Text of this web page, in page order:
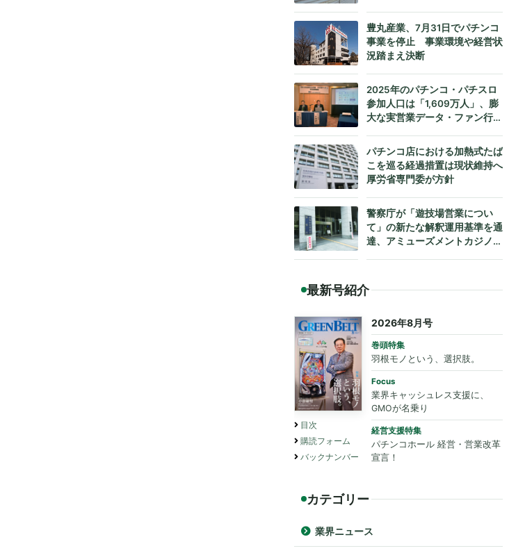
豊丸産業、7月31日でパチンコ
事業を停止 事業環境や経営状
況踏まえ決断
2025年のパチンコ・パチスロ
参加人口は「1,609万人」、膨
大な実営業データ・ファン行動
公式発表
パチンコ店における加熱式たば
こを巡る経過措置は現状維持へ
厚労省専門委が方針
警察庁が「遊技場営業につい
て」の新たな解釈運用基準を通
達、アミューズメントカジノへ
最新号紹介
目次
購読フォーム
バックナンバー
2026年8月号
巻頭特集
羽根モノという、選択肢。
Focus
業界キャッシュレス支援に、
GMOが名乗り
経営支援特集
パチンコホール 経営・営業改革
宣言！
カテゴリー
業界ニュース